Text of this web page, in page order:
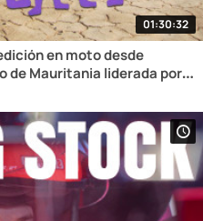
01:30:32
en moto desde
de Mauritania liderada por